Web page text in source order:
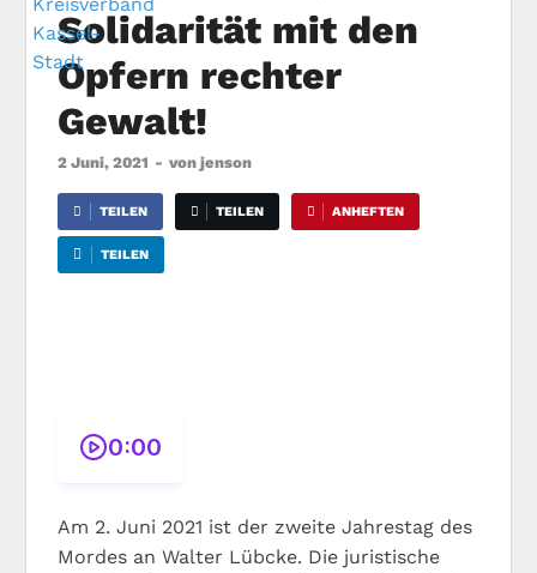
Solidarität mit den
Opfern rechter
Gewalt!
2 Juni, 2021 - vonjenson
TEILEN TEILEN ANHEFTEN
TEILEN
0:00
Am 2. Juni 2021 ist der zweite Jahrestag des
Mordes an Walter Lübcke. Die juristische